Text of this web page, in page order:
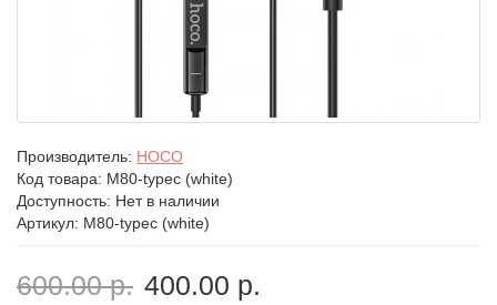
Производитель: HOCO
Код товара: M80-typec (white)
Доступность: Нет в наличии
Артикул: M80-typec (white)
600.00 р. 400.00 р.